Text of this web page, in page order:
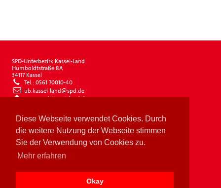
Diese Webseite verwendet Cookies. Durch
die weitere Nutzung der Webseite stimmen
Sie der Verwendung von Cookies zu.
Mehr erfahren
Okay
SPD-Unterbezirk Kassel-Land
Humboldtstraße 8A
34117 Kassel
Tel.: 0561 70010-40
ub.kassel-land@spd.de
www.spd-kassel-land.de
Datenschutz